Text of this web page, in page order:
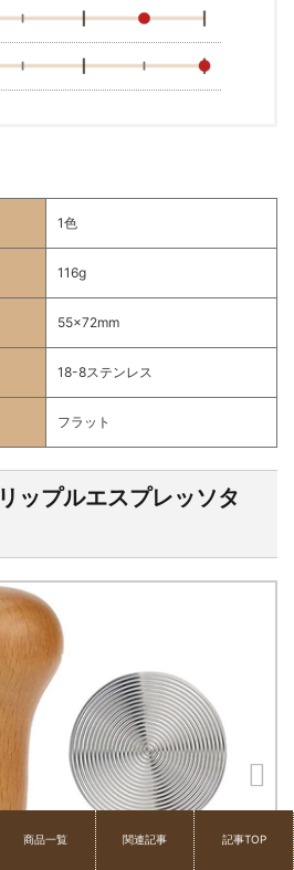
1色
116g
55x72mm
18-8ステンレス
フラット
リップルエスプレッソタ
商品一覧 関連記事 記事TOP